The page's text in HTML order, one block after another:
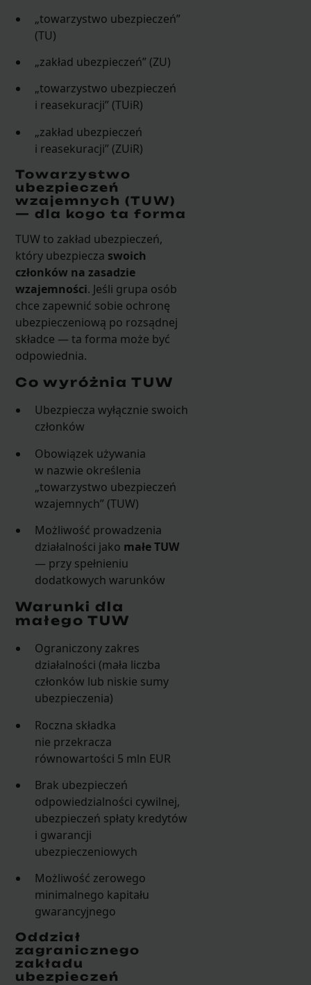
„towarzystwo ubezpieczeń”
(TU)
„zakład ubezpieczeń” (ZU)
„towarzystwo ubezpieczeń
i reasekuracji” (TUiR)
„zakład ubezpieczeń
i reasekuracji” (ZUiR)
Towarzystwo
ubezpieczeń
wzajemnych (TUW)
— dla kogo ta forma
TUW to zakład ubezpieczeń,
który ubezpiecza swoich
członków na zasadzie
wzajemności. Jeśli grupa osób
chce zapewnić sobie ochronę
ubezpieczeniową po rozsądnej
składce — ta forma może być
odpowiednia.
Co wyróżnia TUW
Ubezpiecza wyłącznie swoich
członków
Obowiązek używania
w nazwie określenia
„towarzystwo ubezpieczeń
wzajemnych” (TUW)
Możliwość prowadzenia
działalności jako małe TUW
— przy spełnieniu
dodatkowych warunków
Warunki dla
małego TUW
Ograniczony zakres
działalności (mała liczba
członków lub niskie sumy
ubezpieczenia)
Roczna składka
nie przekracza
równowartości 5 mln EUR
Brak ubezpieczeń
odpowiedzialności cywilnej,
ubezpieczeń spłaty kredytów
i gwarancji
ubezpieczeniowych
Możliwość zerowego
minimalnego kapitału
gwarancyjnego
Oddział
zagranicznego
zakładu
ubezpieczeń